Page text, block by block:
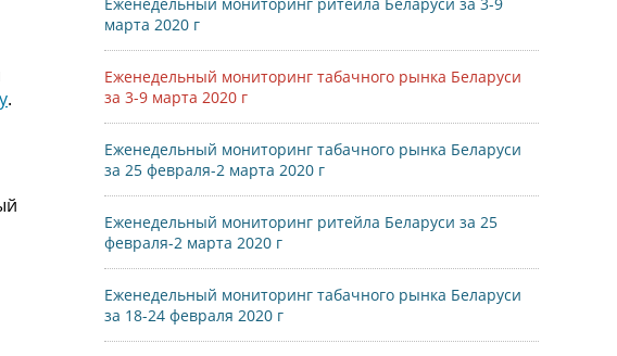
.
марта 2020 г
Еженедельный мониторинг табачного рынка Беларуси
за 3-9 марта 2020 г
Еженедельный мониторинг табачного рынка Беларуси
за 25 февраля-2 марта 2020 г
Еженедельный мониторинг ритейла Беларуси за 25
февраля-2 марта 2020 г
Еженедельный мониторинг табачного рынка Беларуси
за 18-24 февраля 2020 г